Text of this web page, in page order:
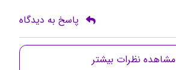
پاسخ به دیدگاه
مشاهده نظرات بیشتر